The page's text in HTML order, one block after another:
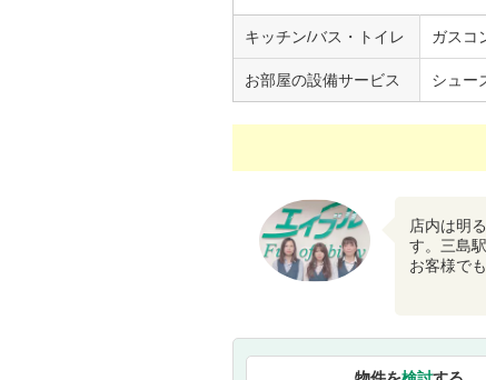
キッチン/バス・トイレ ガスコ
お部屋の設備サービス シュー
店内は明
す。三島
お客様で